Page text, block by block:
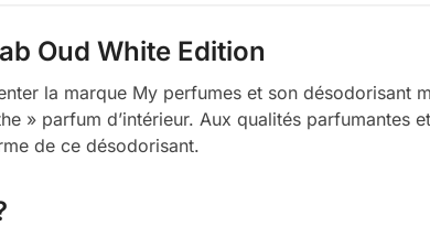
Oud White Edition
la marque My perfumes et son désodorisant
» parfum d’intérieur. Aux qualités
de ce désodorisant.